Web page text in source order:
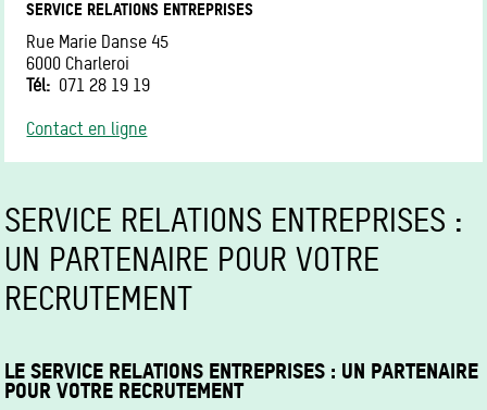
SERVICE RELATIONS ENTREPRISES
Rue Marie Danse 45
6000 Charleroi
Tél
071 28 19 19
Contact en ligne
SERVICE RELATIONS ENTREPRISES :
UN PARTENAIRE POUR VOTRE
RECRUTEMENT
LE SERVICE RELATIONS ENTREPRISES : UN PARTENAIRE
POUR VOTRE RECRUTEMENT